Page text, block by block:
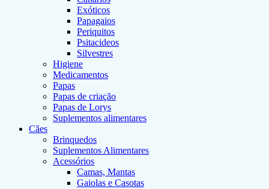
Exóticos
Papagaios
Periquitos
Psitacideos
Silvestres
Higiene
Medicamentos
Papas
Papas de criação
Papas de Lorys
Suplementos alimentares
Cães
Brinquedos
Suplementos Alimentares
Acessórios
Camas, Mantas
Gaiolas e Casotas